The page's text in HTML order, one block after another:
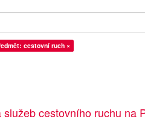
cestovní ruch ×
služeb cestovního ruchu na